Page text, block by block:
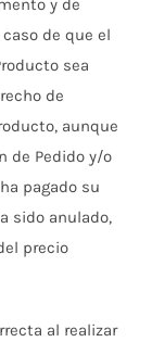
y de
de que el
sea
de
aunque
de Pedido y/o
pagado su
sido anulado,
precio
al realizar